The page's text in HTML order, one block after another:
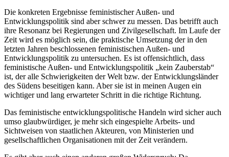
Die konkreten Ergebnisse feministischer Außen- und
Entwicklungspolitik sind aber schwer zu messen. Das betrifft auch
ihre Resonanz bei Regierungen und Zivilgesellschaft. Im Laufe der
Zeit wird es möglich sein, die praktische Umsetzung der in den
letzten Jahren beschlossenen feministischen Außen- und
Entwicklungspolitik zu untersuchen. Es ist offensichtlich, dass
feministische Außen- und Entwicklungspolitik „kein Zauberstab“
ist, der alle Schwierigkeiten der Welt bzw. der Entwicklungsländer
des Südens beseitigen kann. Aber sie ist in meinen Augen ein
wichtiger und lang erwarteter Schritt in die richtige Richtung.
Das feministische entwicklungspolitische Handeln wird sicher auch
umso glaubwürdiger, je mehr sich eingespielte Arbeits- und
Sichtweisen von staatlichen Akteuren, von Ministerien und
gesellschaftlichen Organisationen mit der Zeit verändern.